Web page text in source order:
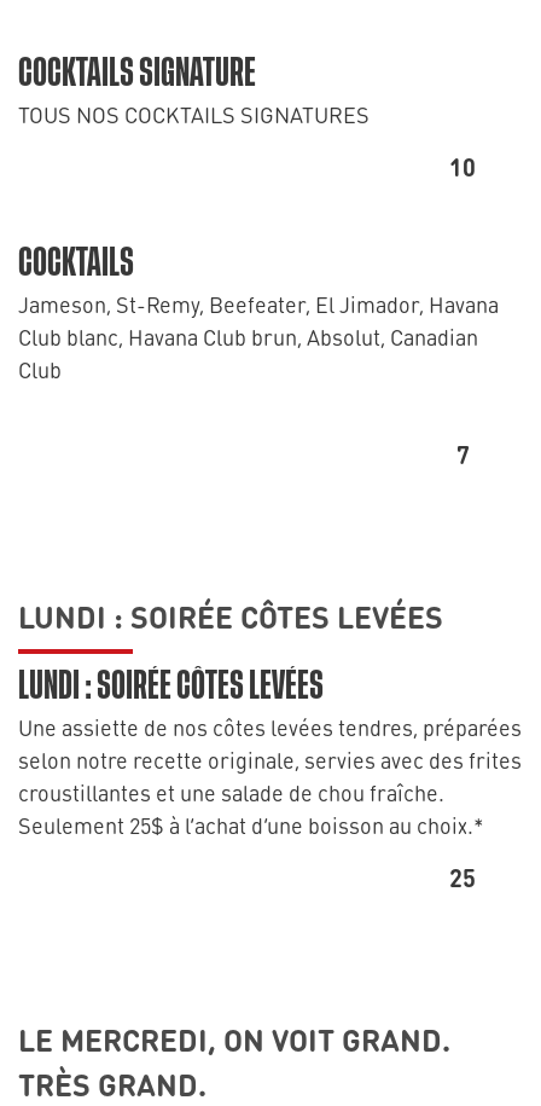
COCKTAILS SIGNATURE
TOUS NOS COCKTAILS SIGNATURES
10
COCKTAILS
Jameson, St-Remy, Beefeater, El Jimador, Havana
Club blanc, Havana Club brun, Absolut, Canadian
Club
7
LUNDI : SOIRÉE CÔTES LEVÉES
LUNDI : SOIRÉE CÔTES LEVÉES
Une assiette de nos côtes levées tendres, préparées
selon notre recette originale, servies avec des frites
croustillantes et une salade de chou fraîche.
Seulement 25$ à l’achat d’une boisson au choix.*
25
LE MERCREDI, ON VOIT GRAND.
TRÈS GRAND.